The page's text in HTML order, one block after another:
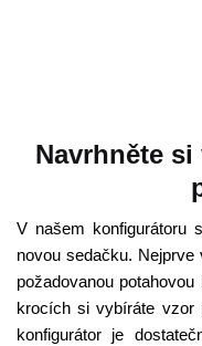
Navrhněte
V našem konfigurátoru
novou sedačku.
požadovanou
krocích si vybíráte vzor
konfigurátor je